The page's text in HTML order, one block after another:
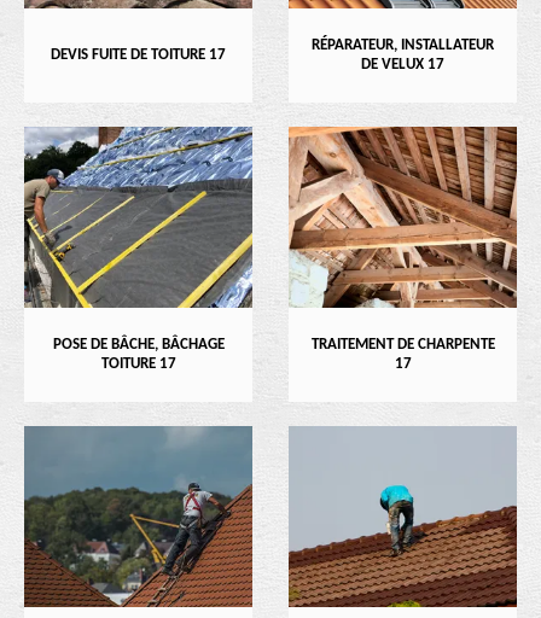
DEVIS FUITE DE TOITURE 17
RÉPARATEUR, INSTALLATEUR
DE VELUX 17
POSE DE BÂCHE, BÂCHAGE
TOITURE 17
TRAITEMENT DE CHARPENTE
17